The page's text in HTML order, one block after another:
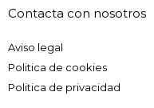
Contacta con nosotros
Aviso legal
Politica de cookies
Politica de privacidad